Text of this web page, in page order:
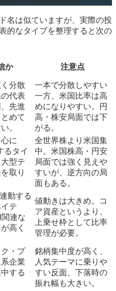
名は似ていますが、実際の投
的なタイプを整理すると次の
か 注意点
分散
代表
先進
めて
。
一本で分散しやすい
一方、米国比率は高
めになりやすい。円
高・株安局面では下
がる。
に
るタイ
型テ
取り
全世界株より米国集
中。米国株高・円安
局面では強く見えや
すいが、逆方向の局
面もある。
動する
テ
連な
高く
値動きは大きめ。コ
ア資産というより、
上乗せ枠として比率
管理が必要。
・プ
企業
する
銘柄集中度が高く、
人気テーマに乗りや
すい反面、下落時の
振れ幅も大きい。